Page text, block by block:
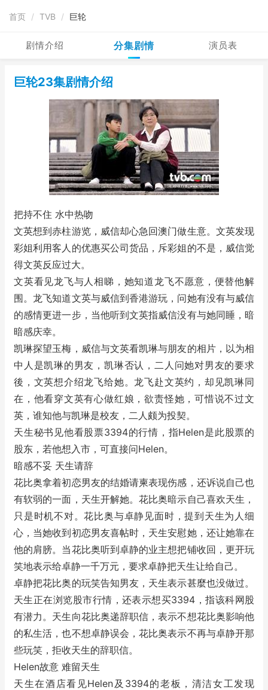
首页 / TVB / 巨轮
剧情介绍 分集剧情 演员表
巨轮23集剧情介绍
把持不住 水中热吻
文英想到赤柱游览，威信却心急回澳门做生意。文英发现
彩姐利用客人的优惠买公司货品，斥彩姐的不是，威信觉
得文英反应过大。
文英看见龙飞与人相睇，她知道龙飞不愿意，便替他解
围。龙飞知道文英与威信到香港游玩，问她有没有与威信
的感情更进一步，当他听到文英指威信没有与她同睡，暗
暗感庆幸。
凯琳探望玉梅，威信与文英看凯琳与朋友的相片，以为相
中人是凯琳的男友，凯琳否认，二人问她对男友的要求
後，文英想介绍龙飞给她。龙飞赴文英约，却见凯琳同
在，他看穿文英有心做红娘，欲责怪她，可惜说不过文
英，谁知他与凯琳是校友，二人颇为投契。
天生秘书见他看股票3394的行情，指Helen是此股票的
股东，若他想入市，可直接问Helen。
暗感不妥 天生请辞
花比奥拿着初恋男友的结婚请柬表现伤感，还诉说自己也
有软弱的一面，天生开解她。花比奥暗示自己喜欢天生，
只是时机不对。花比奥与卓静见面时，提到天生为人细
心，当她收到初恋男友喜帖时，天生安慰她，还让她靠在
他的肩膀。当花比奥听到卓静的业主想把铺收回，更开玩
笑地表示给卓静一千万元，要求卓静把天生让给自己。
卓静把花比奥的玩笑告知男友，天生表示甚麼也没做过。
天生正在浏览股市行情，还表示想买3394，指该科网股
有潜力。天生向花比奥递辞职信，表示不想花比奥影响他
的私生活，也不想卓静误会，花比奥表示不再与卓静开那
些玩笑，拒收天生的辞职信。
Helen故意 难留天生
天生在酒店看见Helen及3394的老板，清洁女工发现